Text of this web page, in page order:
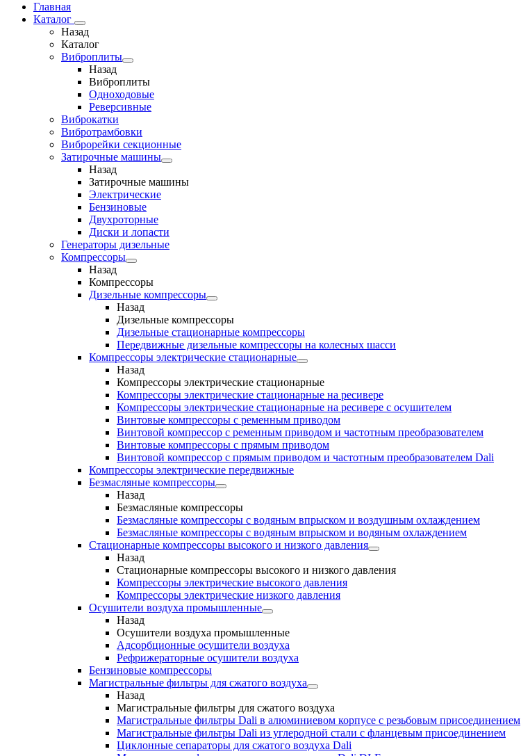
Главная
Каталог
Назад
Каталог
Виброплиты
Назад
Виброплиты
Одноходовые
Реверсивные
Виброкатки
Вибротрамбовки
Виброрейки секционные
Затирочные машины
Назад
Затирочные машины
Электрические
Бензиновые
Двухроторные
Диски и лопасти
Генераторы дизельные
Компрессоры
Назад
Компрессоры
Дизельные компрессоры
Назад
Дизельные компрессоры
Дизельные стационарные компрессоры
Передвижные дизельные компрессоры на колесных шасси
Компрессоры электрические стационарные
Назад
Компрессоры электрические стационарные
Компрессоры электрические стационарные на ресивере
Компрессоры электрические стационарные на ресивере с осушителем
Винтовые компрессоры с ременным приводом
Винтовой компрессор с ременным приводом и частотным преобразователем
Винтовые компрессоры с прямым приводом
Винтовой компрессор с прямым приводом и частотным преобразователем Dali
Компрессоры электрические передвижные
Безмасляные компрессоры
Назад
Безмасляные компрессоры
Безмасляные компрессоры с водяным впрыском и воздушным охлаждением
Безмасляные компрессоры с водяным впрыском и водяным охлаждением
Стационарные компрессоры высокого и низкого давления
Назад
Стационарные компрессоры высокого и низкого давления
Компрессоры электрические высокого давления
Компрессоры электрические низкого давления
Осушители воздуха промышленные
Назад
Осушители воздуха промышленные
Адсорбционные осушители воздуха
Рефрижераторные осушители воздуха
Бензиновые компрессоры
Магистральные фильтры для сжатого воздуха
Назад
Магистральные фильтры для сжатого воздуха
Магистральные фильтры Dali в алюминиевом корпусе с резьбовым присоединением
Магистральные фильтры Dali из углеродной стали с фланцевым присоединением
Циклонные сепараторы для сжатого воздуха Dali